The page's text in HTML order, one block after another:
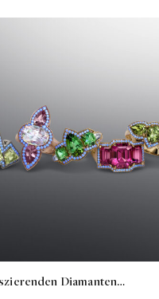
Diamanten…